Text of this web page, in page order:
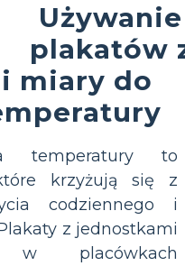
Używanie
plakatów
miary do
temperatury to
krzyżują się z
codziennego i
z jednostkami
w placówkach